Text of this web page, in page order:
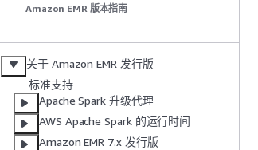
Amazon EMR 版本指南
关于 Amazon EMR 发行版
标准支持
Apache Spark 升级代理
AWS Apache Spark 的运行时间
Amazon EMR 7.x 发行版